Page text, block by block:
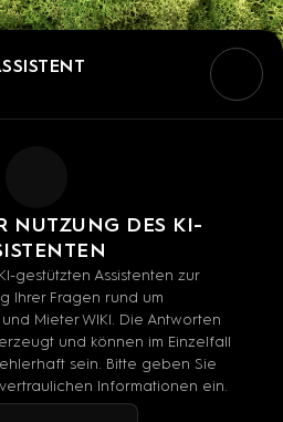
NUTZUNG DES KI-
gestützten Assistenten zur
Ihrer Fragen rund um
Mieter WIKI. Die Antworten
und können im Einzelfall
sein. Bitte geben Sie
Informationen ein.
NATURE
schon aufgefallen?